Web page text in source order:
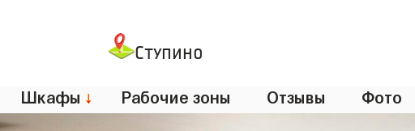
Ступино
Шкафы ↓ Рабочие зоны Отзывы Фото